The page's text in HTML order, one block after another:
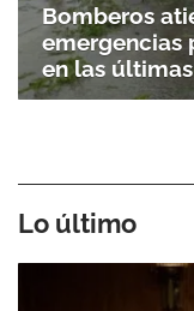
Bomberos
emergencias
en las
Lo último